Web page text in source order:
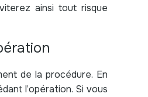
ainsi tout risque
de la procédure. En
l’opération. Si vous